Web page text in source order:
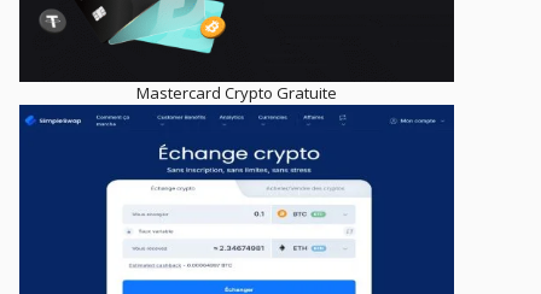
Mastercard Crypto Gratuite